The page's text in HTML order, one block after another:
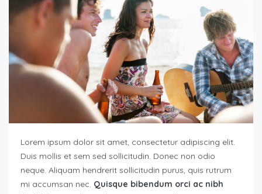
Lorem ipsum dolor sit amet, consectetur adipiscing elit.
Duis mollis et sem sed sollicitudin. Donec non odio
neque. Aliquam hendrerit sollicitudin purus, quis rutrum
mi accumsan nec. Quisque bibendum orci ac nibh